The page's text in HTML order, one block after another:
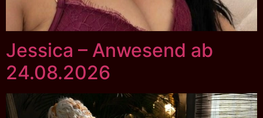
Jessica – Anwesend ab
24.08.2026